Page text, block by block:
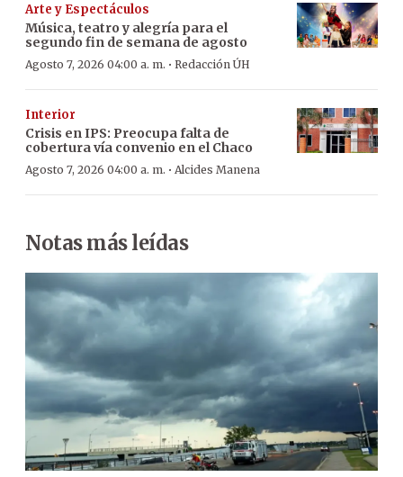
Arte y Espectáculos
Música, teatro y alegría para el
segundo fin de semana de agosto
Agosto 7, 2026 04:00 a. m. · Redacción ÚH
Interior
Crisis en IPS: Preocupa falta de
cobertura vía convenio en el Chaco
Agosto 7, 2026 04:00 a. m. · Alcides Manena
Notas más leídas